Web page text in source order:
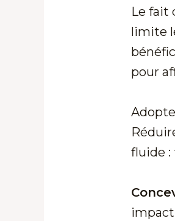
Le fait
limite
pour
fluide :
impact